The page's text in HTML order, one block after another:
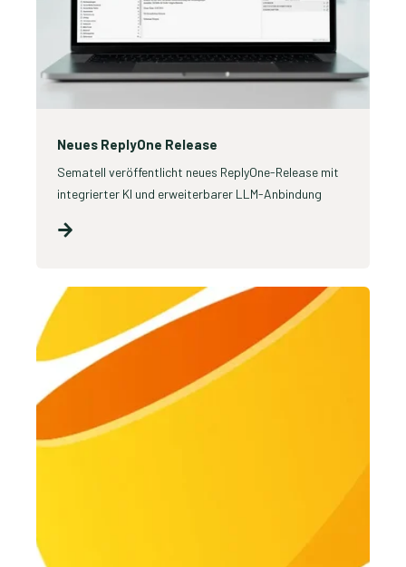
Neues ReplyOne Release
Sematell veröffentlicht neues ReplyOne-Release mit
integrierter KI und erweiterbarer LLM-Anbindung